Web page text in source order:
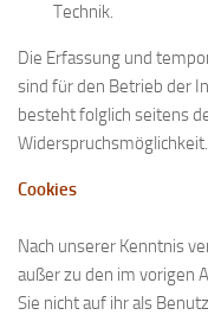
Technik.
Die Erfassung und
sind für den Betrieb der
besteht folglich seitens
Widerspruchsmöglichkeit.
Cookies
Nach unserer Kenntnis
außer zu den im vorigen
Sie nicht auf ihr als